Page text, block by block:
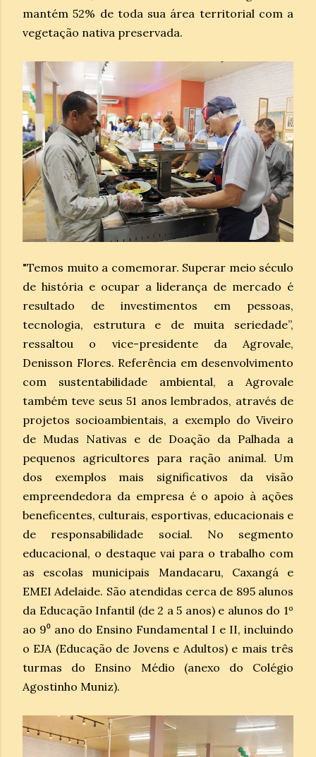
mantém 52% de toda sua área territorial com a
vegetação nativa preservada.
"Temos muito a comemorar. Superar meio século
de história e ocupar a liderança de mercado é
resultado de investimentos em pessoas,
tecnologia, estrutura e de muita seriedade”,
ressaltou o vice-presidente da Agrovale,
Denisson Flores. Referência em desenvolvimento
com sustentabilidade ambiental, a Agrovale
também teve seus 51 anos lembrados, através de
projetos socioambientais, a exemplo do Viveiro
de Mudas Nativas e de Doação da Palhada a
pequenos agricultores para ração animal. Um
dos exemplos mais significativos da visão
empreendedora da empresa é o apoio à ações
beneficentes, culturais, esportivas, educacionais e
de responsabilidade social. No segmento
educacional, o destaque vai para o trabalho com
as escolas municipais Mandacaru, Caxangá e
EMEI Adelaide. São atendidas cerca de 895 alunos
da Educação Infantil (de 2 a 5 anos) e alunos do 1º
ao 9⁰ ano do Ensino Fundamental I e II, incluindo
o EJA (Educação de Jovens e Adultos) e mais três
turmas do Ensino Médio (anexo do Colégio
Agostinho Muniz).